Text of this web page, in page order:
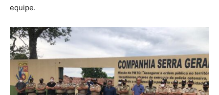
equipe.